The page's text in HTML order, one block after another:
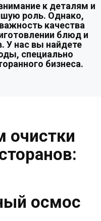
к деталям и
роль. Однако,
качества
блюд и
У нас вы найдете
специально
бизнеса.
очистки
осмос